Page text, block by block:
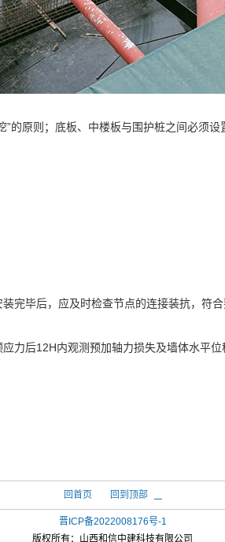
的原则；底板、中楼板与围护桩之间必须
完毕后，应及时检查节点的连接装抗，符
力后12H内观测预加轴力损失及墙体水平位
回首页 回到顶部
晋ICP备2022008176号-1
版权所有： 山西和信中建科技有限公司